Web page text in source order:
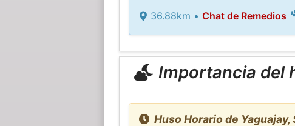
36.88km • Chat de Remedios
Importancia del
Huso Horario de